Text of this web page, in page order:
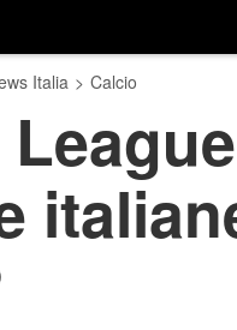
Italia > Calcio